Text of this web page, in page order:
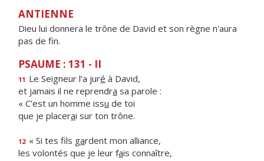
ANTIENNE
Dieu lui donnera le trône de David et son règne n'aura
pas de fin.
PSAUME : 131 - II
11 Le Seigneur l’a juré à David,
et jamais il ne reprendra sa parole :
« C’est un homme issu de toi
que je placerai sur ton trône.
12 « Si tes fils gardent mon alliance,
les volontés que je leur fais connaître,